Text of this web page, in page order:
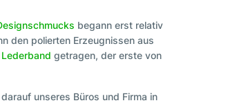
begann erst relativ
den polierten Erzeugnissen aus
Lederband getragen, der erste von
unseres Büros und Firma in